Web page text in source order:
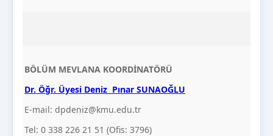
BÖLÜM MEVLANA KOORDİNATÖRÜ
Dr. Öğr. Üyesi Deniz Pınar SUNAOĞLU
E-mail: dpdeniz@kmu.edu.tr
Tel: 0 338 226 21 51 (Ofis: 3796)